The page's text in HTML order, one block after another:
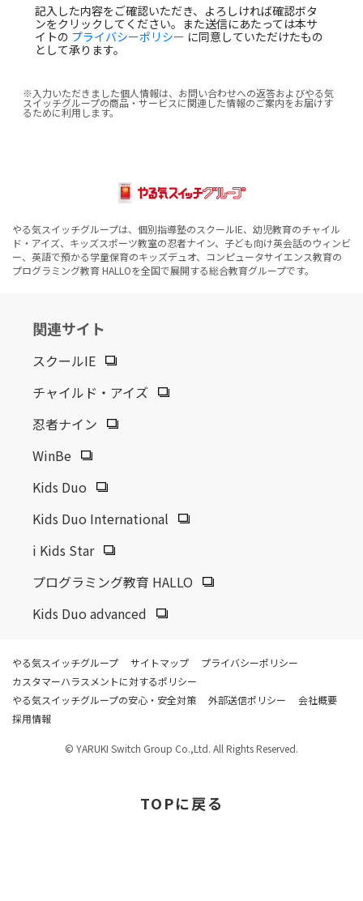
記入した内容をご確認いただき、よろしければ確認ボタ
ンをクリックしてください。また送信にあたっては本サ
イトの プライバシーポリシー に同意していただけたもの
として承ります。
※入力いただきました個人情報は、お問い合わせへの返答およびやる気
スイッチグループの商品・サービスに関連した情報のご案内をお届けす
るために利用します。
やる気スイッチグループは、個別指導塾のスクールIE、幼児教育のチャイル
ド・アイズ、キッズスポーツ教室の忍者ナイン、子ども向け英会話のウィンビ
ー、英語で預かる学童保育のキッズデュオ、コンピュータサイエンス教育の
プログラミング教育 HALLOを全国で展開する総合教育グループです。
関連サイト
スクールIE
チャイルド・アイズ
忍者ナイン
WinBe
Kids Duo
Kids Duo International
i Kids Star
プログラミング教育 HALLO
Kids Duo advanced
やる気スイッチグループ サイトマップ
プライバシーポリシー
カスタマーハラスメントに対するポリシー
やる気スイッチグループの安心・安全対策
外部送信ポリシー
会社概要
採用情報
© YARUKI Switch Group Co.,Ltd. All Rights Reserved.
TOPに戻る